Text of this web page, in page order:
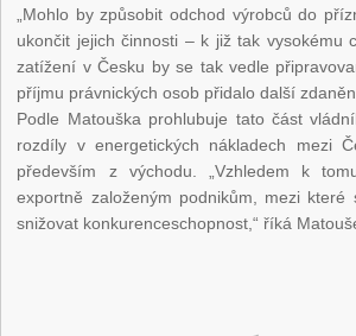
„Mohlo by způsobit odchod výrobců do
ukončit jejich činnosti – k již tak vysokému
zatížení v Česku by se tak vedle
příjmu právnických osob přidalo další
Podle Matouška prohlubuje tato část
rozdíly v energetických nákladech mezi
především z východu. „Vzhledem k
exportně založeným podnikům, mezi
snižovat konkurenceschopnost,“ říká